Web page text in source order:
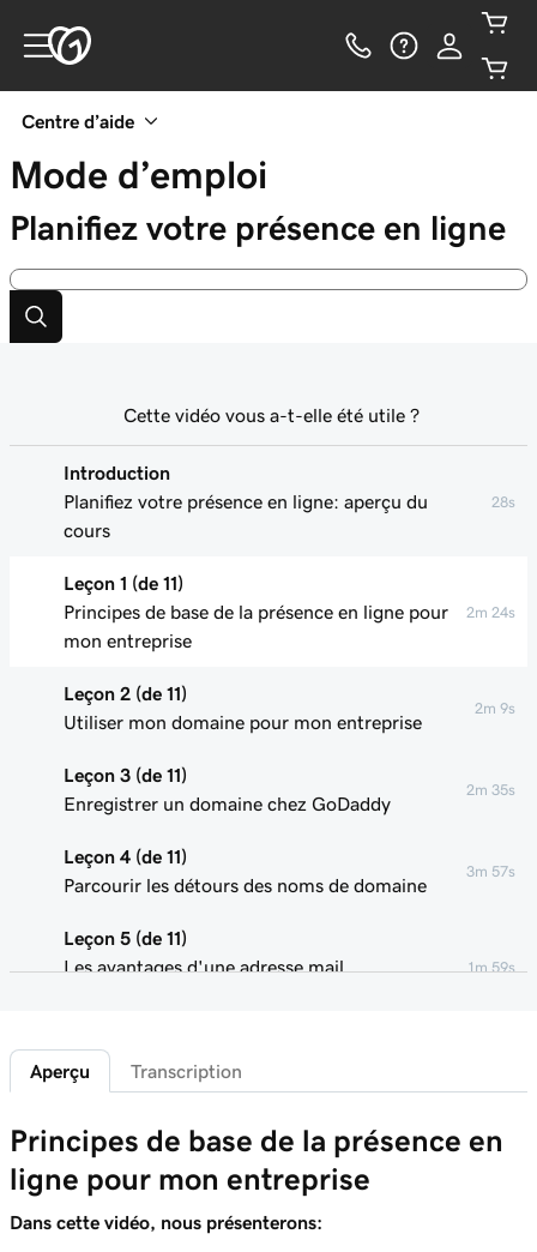
Centre d’aide
Mode d’emploi
Planifiez votre présence en ligne
Introduction
Planifiez votre présence en ligne: aperçu du
cours
28s
Leçon 1 (de 11)
Principes de base de la présence en ligne pour
mon entreprise
2m 24s
Leçon 2 (de 11)
Utiliser mon domaine pour mon entreprise
2m 9s
Leçon 3 (de 11)
Enregistrer un domaine chez GoDaddy
2m 35s
Leçon 4 (de 11)
Parcourir les détours des noms de domaine
3m 57s
Leçon 5 (de 11)
Les avantages d'une adresse mail
1m 59s
Leçon 6 (de 11)
Choisissez un package de messagerie
Leçon 7 (de 11)
Transférer mon email Microsoft 365
47s
Leçon 8 (de 11)
Planifiez votre site Web
Cette vidéo vous a-t-elle été utile ?
Aperçu Transcription
Principes de base de la présence en
ligne pour mon entreprise
Dans cette vidéo, nous présenterons: